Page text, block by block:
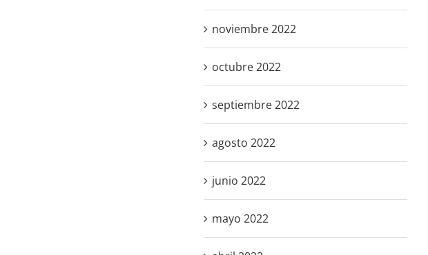
noviembre 2022
octubre 2022
septiembre 2022
agosto 2022
junio 2022
mayo 2022